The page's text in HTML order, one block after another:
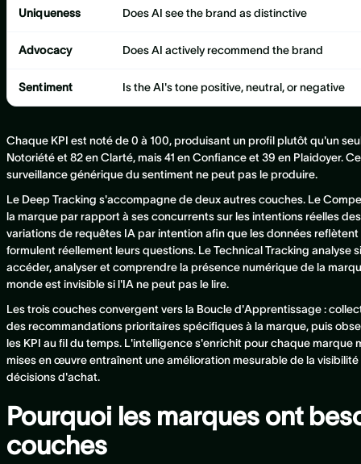
Uniqueness Does AI see the brand as distinctive
Advocacy Does AI actively recommend the brand
Sentiment Is the AI's tone positive, neutral, or negative
Chaque KPI est noté de 0 à 100, produisant un profil plutôt qu'un
Notoriété et 82 en Clarté, mais 41 en Confiance et 39 en Plaidoyer.
surveillance générique du sentiment ne peut pas le produire.
Le Deep Tracking s'accompagne de deux autres couches. Le
la marque par rapport à ses concurrents sur les intentions réelles
variations de requêtes IA par intention afin que les données
formulent réellement leurs questions. Le Technical Tracking analyse
accéder, analyser et comprendre la présence numérique de la
monde est invisible si l'IA ne peut pas le lire.
Les trois couches convergent vers la Boucle d'Apprentissage :
des recommandations prioritaires spécifiques à la marque, puis
les KPI au fil du temps. L'intelligence s'enrichit pour chaque marque
mises en œuvre entraînent une amélioration mesurable de la
décisions d'achat.
Pourquoi les marques ont
couches